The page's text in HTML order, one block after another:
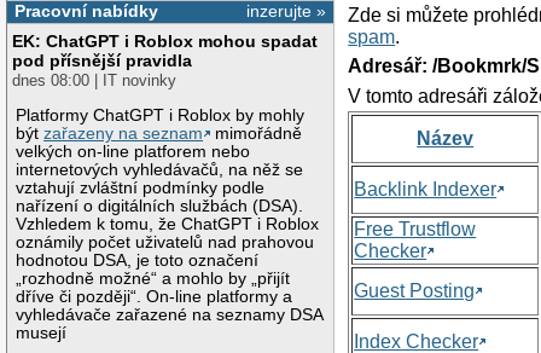
inzerujte »
Pracovní nabídky
EK: ChatGPT i Roblox mohou spadat
pod přísnější pravidla
dnes 08:00 | IT novinky
Platformy ChatGPT i Roblox by mohly
býtzařazeny na seznam
mimořádně
velkých on-line platforem nebo
internetových vyhledávačů, na něž se
vztahují zvláštní podmínky podle
nařízení o digitálních službách (DSA).
Vzhledem k tomu, že ChatGPT i Roblox
oznámily počet uživatelů nad prahovou
hodnotou DSA, je toto označení
„rozhodně možné“ a mohlo by „přijít
dříve či později“. On-line platformy a
vyhledávače zařazené na seznamy DSA
musejí
Zde si můžete
spam.
Adresář: /Bookmrk/
V tomto adresáři
Název
Backlink Indexer
Free Trustflow
Checker
Guest Posting
Index Checker